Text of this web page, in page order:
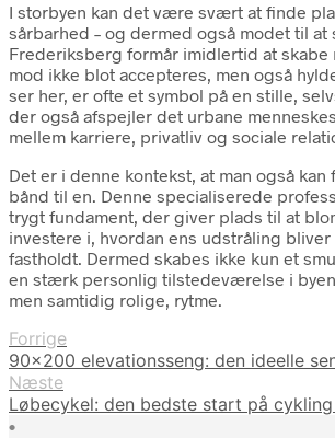
I storbyen kan det være svært at finde
sårbarhed – og dermed også modet til at
Frederiksberg formår imidlertid at skabe
mod ikke blot accepteres, men også
ser her, er ofte et symbol på en stille,
der også afspejler det urbane
mellem karriere, privatliv og sociale
Det er i denne kontekst, at man også
bånd til en. Denne specialiserede
trygt fundament, der giver plads til at
investere i, hvordan ens udstråling
fastholdt. Dermed skabes ikke kun et
en stærk personlig tilstedeværelse i
men samtidig rolige, rytme.
Forrige
90x200 elevationsseng: den ideelle
Næste
Løbecykel: den bedste start på
•